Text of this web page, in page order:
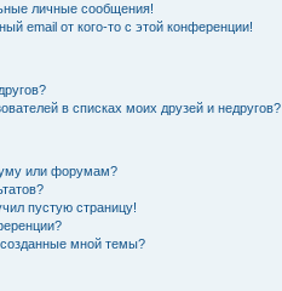
личные сообщения!
email от кого-то с этой конференции!
в списках моих друзей и недругов?
или форумам?
пустую страницу!
мной темы?